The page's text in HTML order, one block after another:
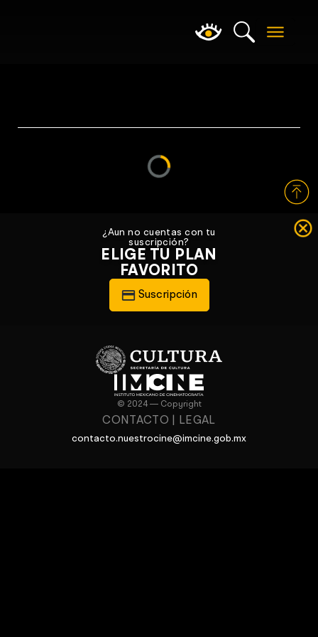
¿Aun no cuentas con tu
suscripción?
ELIGE TU PLAN
FAVORITO
Suscripción
© 2024 — Copyright
CONTACTO LEGAL
contacto.nuestrocine@imcine.gob.mx